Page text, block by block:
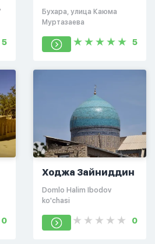
5
Бухара, улица Каюма
Муртазаева
5
0
Ходжа Зайниддин
Domlo Halim Ibodov
ko'chasi
0